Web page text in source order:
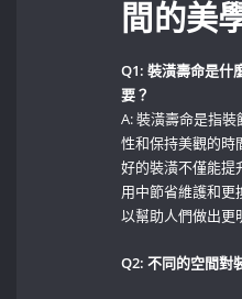
間的美
Q1: 裝潢壽命是什
要？
A: 裝潢壽命是指
性和保持美觀的時
好的裝潢不僅能提
用中節省維護和更
以幫助人們做出更
Q2: ‍不同的空間對